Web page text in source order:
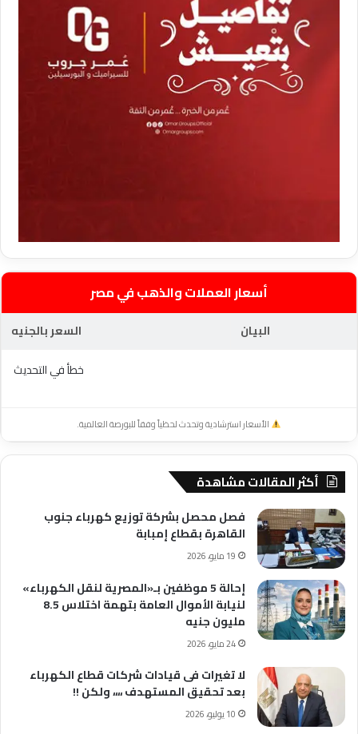
أسعار العملات والذهب في مصر
البيان
السعر بالجنيه
خطأ في التحديث
الأسعار استرشادية وتحدث لحظياً وفقاً للبورصة العالمية.
أكثر المقالات مشاهدة
فصل محصل بشركة توزيع كهرباء جنوب
القاهرة بقطاع إمبابة
19 مايو، 2026
إحالة 5 موظفين بـ«المصرية لنقل الكهرباء»
لنيابة الأموال العامة بتهمة اختلاس 8.5
مليون جنيه
24 مايو، 2026
لا تغيرات فى قيادات شركات قطاع الكهرباء
بعد تحقيق المستهدف ،،،، ولكن !!
10 يوليو، 2026